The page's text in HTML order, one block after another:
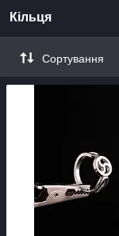
Кільця
Сортування